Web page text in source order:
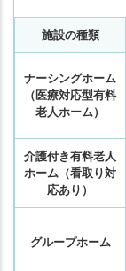
施設の種類
ナーシングホーム
（医療対応型有料
老人ホーム）
介護付き有料老人
ホーム（看取り対
応あり）
グループホーム